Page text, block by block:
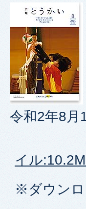
令和2年8月
イル
※ダウンロ